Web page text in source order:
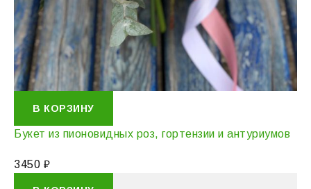
В КОРЗИНУ
Букет из пионовидных роз, гортензии и антуриумов
3450 ₽